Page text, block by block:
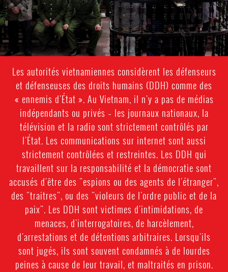
Les autorités vietnamiennes considèrent les défenseurs
et défenseuses des droits humains (DDH) comme des
« ennemis d'État ». Au Vietnam, il n'y a pas de médias
indépendants ou privés – les journaux nationaux, la
télévision et la radio sont strictement contrôlés par
l'État. Les communications sur internet sont aussi
strictement contrôlées et restreintes. Les DDH qui
travaillent sur la responsabilité et la démocratie sont
accusés d'être des "espions ou des agents de l'étranger",
des "traitres", ou des "violeurs de l'ordre public et de la
paix". Les DDH sont victimes d'intimidations, de
menaces, d'interrogatoires, de harcèlement,
d'arrestations et de détentions arbitraires. Lorsqu'ils
sont jugés, ils sont souvent condamnés à de lourdes
peines à cause de leur travail, et maltraités en prison.